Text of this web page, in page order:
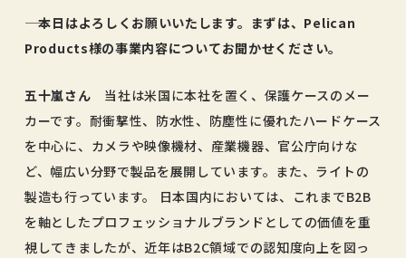
―― 本日はよろしくお願いいたします。まずは、Pelican
Products様の事業内容についてお聞かせください。
五十嵐さん 当社は米国に本社を置く、保護ケースのメー
カーです。耐衝撃性、防水性、防塵性に優れたハードケース
を中心に、カメラや映像機材、産業機器、官公庁向けな
ど、幅広い分野で製品を展開しています。また、ライトの
製造も行っています。 日本国内においては、これまでB2B
を軸としたプロフェッショナルブランドとしての価値を重
視してきましたが、近年はB2C領域での認知度向上を図っ